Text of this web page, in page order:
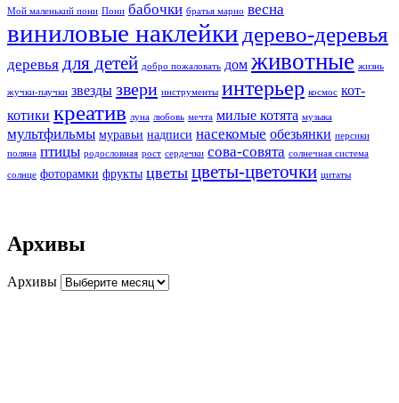
Мой маленький пони Пони бабочки братья марио весна
виниловые наклейки дерево-деревья
деревья для детей добро пожаловать дом животные жизнь
жучки-паучки звезды звери инструменты интерьер космос кот-
котики креатив луна любовь мечта милые котята музыка
мультфильмы муравьи надписи насекомые обезьянки персики
поляна птицы родословная рост сердечки сова-совята солнечная система
солнце фоторамки фрукты цветы цветы-цветочки цитаты
Архивы
Архивы